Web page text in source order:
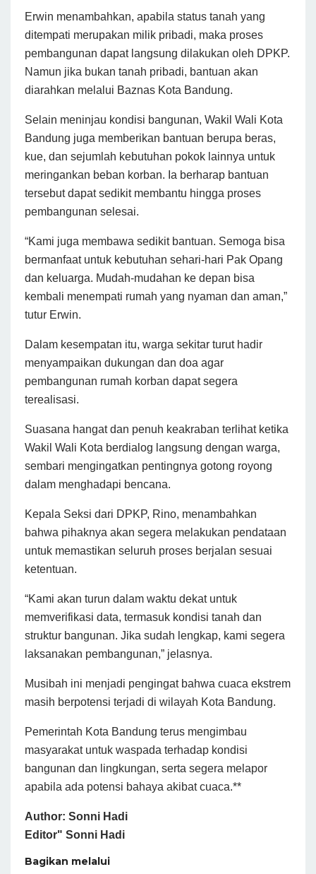
Erwin menambahkan, apabila status tanah yang
ditempati merupakan milik pribadi, maka proses
pembangunan dapat langsung dilakukan oleh DPKP.
Namun jika bukan tanah pribadi, bantuan akan
diarahkan melalui Baznas Kota Bandung.
Selain meninjau kondisi bangunan, Wakil Wali Kota
Bandung juga memberikan bantuan berupa beras,
kue, dan sejumlah kebutuhan pokok lainnya untuk
meringankan beban korban. Ia berharap bantuan
tersebut dapat sedikit membantu hingga proses
pembangunan selesai.
“Kami juga membawa sedikit bantuan. Semoga bisa
bermanfaat untuk kebutuhan sehari-hari Pak Opang
dan keluarga. Mudah-mudahan ke depan bisa
kembali menempati rumah yang nyaman dan aman,”
tutur Erwin.
Dalam kesempatan itu, warga sekitar turut hadir
menyampaikan dukungan dan doa agar
pembangunan rumah korban dapat segera
terealisasi.
Suasana hangat dan penuh keakraban terlihat ketika
Wakil Wali Kota berdialog langsung dengan warga,
sembari mengingatkan pentingnya gotong royong
dalam menghadapi bencana.
Kepala Seksi dari DPKP, Rino, menambahkan
bahwa pihaknya akan segera melakukan pendataan
untuk memastikan seluruh proses berjalan sesuai
ketentuan.
“Kami akan turun dalam waktu dekat untuk
memverifikasi data, termasuk kondisi tanah dan
struktur bangunan. Jika sudah lengkap, kami segera
laksanakan pembangunan,” jelasnya.
Musibah ini menjadi pengingat bahwa cuaca ekstrem
masih berpotensi terjadi di wilayah Kota Bandung.
Pemerintah Kota Bandung terus mengimbau
masyarakat untuk waspada terhadap kondisi
bangunan dan lingkungan, serta segera melapor
apabila ada potensi bahaya akibat cuaca.**
Author: Sonni Hadi
Editor" Sonni Hadi
Bagikan melalui